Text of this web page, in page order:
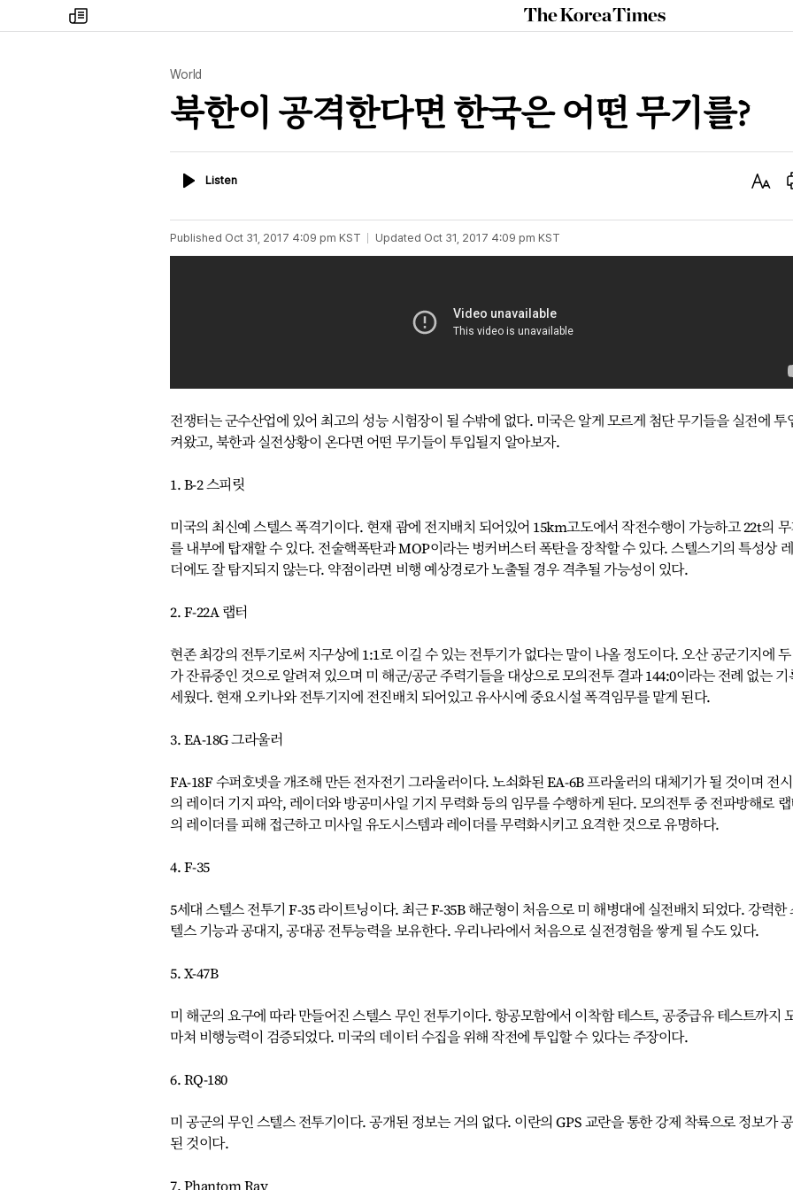
my
times
The
Korea
World
북한이 공격한다면 한국은 어떤 무기를?
ListenListen
Text
Published Oct 31, 2017 4:09 pm KST Updated Oct 31, 2017 4:09 pm KST
전쟁터는 군수산업에 있어 최고의 성능 시험장이 될 수밖에 없다. 미국은 알게 모르게 첨단 무기들을 실전에 투
켜왔고, 북한과 실전상황이 온다면 어떤 무기들이 투입될지 알아보자.
1. B-2 스피릿
미국의 최신예 스텔스 폭격기이다. 현재 괌에 전지배치 되어있어 15km고도에서 작전수행이 가능하고 22t의 무
를 내부에 탑재할 수 있다. 전술핵폭탄과 MOP이라는 벙커버스터 폭탄을 장착할 수 있다. 스텔스기의 특성상
더에도 잘 탐지되지 않는다. 약점이라면 비행 예상경로가 노출될 경우 격추될 가능성이 있다.
2. F-22A 랩터
현존 최강의 전투기로써 지구상에 1:1로 이길 수 있는 전투기가 없다는 말이 나올 정도이다. 오산 공군기지에
가 잔류중인 것으로 알려져 있으며 미 해군/공군 주력기들을 대상으로 모의전투 결과 144:0이라는 전례 없는 기
세웠다. 현재 오키나와 전투기지에 전진배치 되어있고 유사시에 중요시설 폭격임무를 맡게 된다.
3. EA-18G 그라울러
FA-18F 수퍼호넷을 개조해 만든 전자전기 그라울러이다. 노쇠화된 EA-6B 프라울러의 대체기가 될 것이며 전
의 레이더 기지 파악, 레이더와 방공미사일 기지 무력화 등의 임무를 수행하게 된다. 모의전투 중 전파방해로 랩
의 레이더를 피해 접근하고 미사일 유도시스템과 레이더를 무력화시키고 요격한 것으로 유명하다.
4. F-35
5세대 스텔스 전투기 F-35 라이트닝이다. 최근 F-35B 해군형이 처음으로 미 해병대에 실전배치 되었다. 강력한
텔스 기능과 공대지, 공대공 전투능력을 보유한다. 우리나라에서 처음으로 실전경험을 쌓게 될 수도 있다.
5. X-47B
미 해군의 요구에 따라 만들어진 스텔스 무인 전투기이다. 항공모함에서 이착함 테스트, 공중급유 테스트까지
마쳐 비행능력이 검증되었다. 미국의 데이터 수집을 위해 작전에 투입할 수 있다는 주장이다.
6. RQ-180
미 공군의 무인 스텔스 전투기이다. 공개된 정보는 거의 없다. 이란의 GPS 교란을 통한 강제 착륙으로 정보가
된 것이다.
7. Phantom Ray